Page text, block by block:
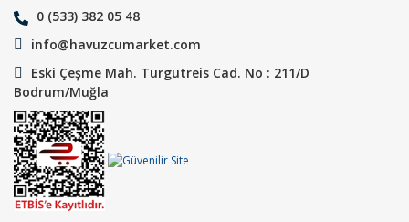
0 (533) 382 05 48
info@havuzcumarket.com
Eski Çeşme Mah. Turgutreis Cad. No : 211/D
Bodrum/Muğla